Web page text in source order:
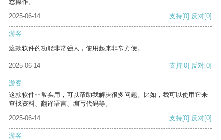
悉操作。
2025-06-14
支持[0] 反对[0]
游客
这款软件的功能非常强大，使用起来非常方便。
2025-06-14 支持[0] 反对[0]
游客
这款软件非常实用，可以帮助我解决很多问题。比如，我可以使用它来
查找资料、翻译语言、编写代码等。
2025-06-14
支持[0] 反对[0]
游客